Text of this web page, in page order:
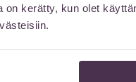
on kerätty, kun olet
alueelle.